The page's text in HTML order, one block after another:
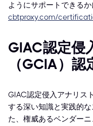
ようにサポートできるか
cbtproxy.com/
GIAC認定侵
（GCIA）
GIAC認定侵入アナリス
する深い知識と実践的
た、権威あるベンダー